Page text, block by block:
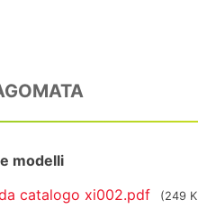
modelli
catalogo xi002.pdf
(249